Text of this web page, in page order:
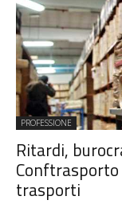
PROFESSIONE
Ritardi,
trasporti